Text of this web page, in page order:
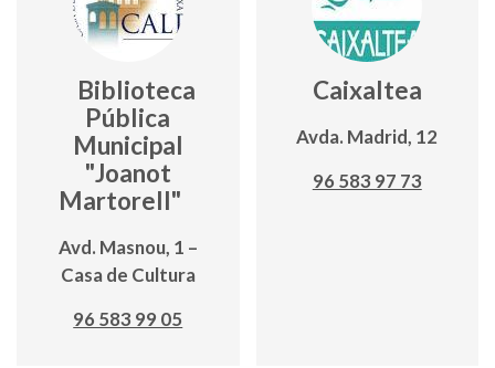
Biblioteca
Pública
Municipal
"Joanot
Martorell"
Avd. Masnou, 1 –
Casa de Cultura
96 583 99 05
Caixaltea
Avda. Madrid, 12
96 583 97 73